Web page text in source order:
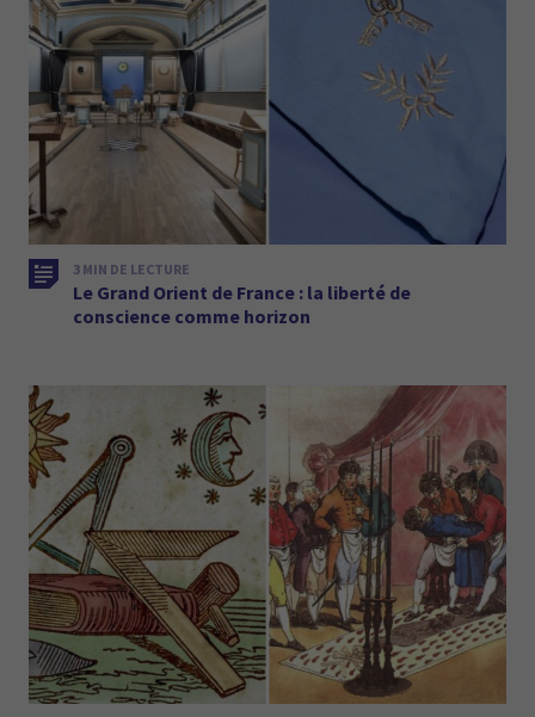
3 MIN DE LECTURE
Le Grand Orient de France : la liberté de
conscience comme horizon